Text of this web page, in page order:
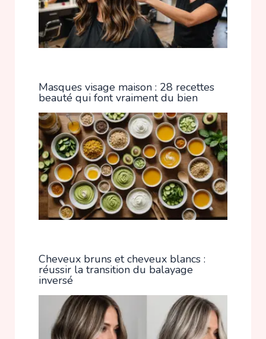
Masques visage maison : 28 recettes
beauté qui font vraiment du bien
Cheveux bruns et cheveux blancs :
réussir la transition du balayage
inversé